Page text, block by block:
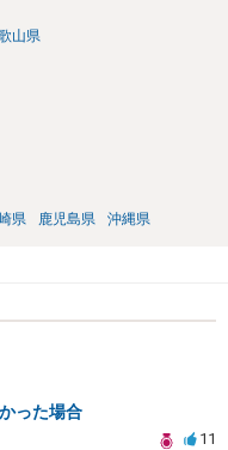
山県
県 鹿児島県 沖縄県
った場合
11